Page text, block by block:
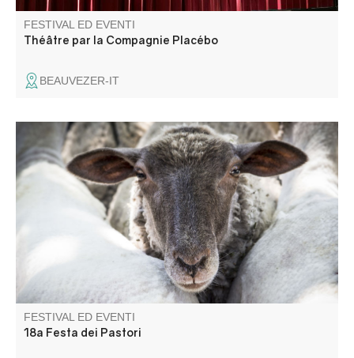
FESTIVAL ED EVENTI
Théâtre par la Compagnie Placébo
BEAUVEZER-IT
Presentazione del bestiame, piccolo mercato, distillazione
della lavanda e passeggiate con Séol'Anes.
Intrattenimento musicale con Le Skafoutch'.
FESTIVAL ED EVENTI
18a Festa dei Pastori